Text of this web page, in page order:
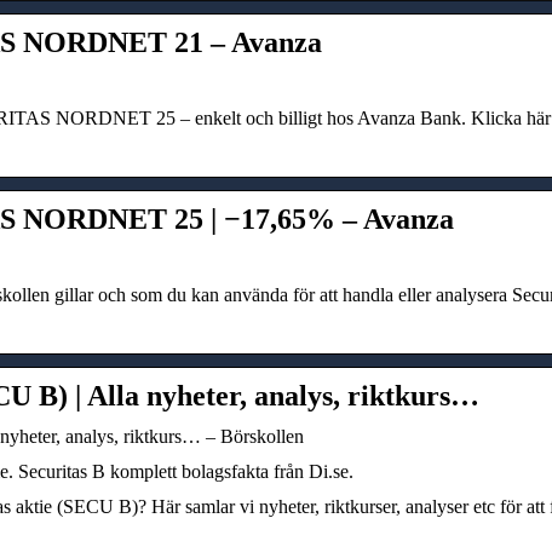
NORDNET 21 – Avanza
NORDNET 25 – enkelt och billigt hos Avanza Bank. Klicka här
NORDNET 25 | −17,65% – Avanza
gillar och som du kan använda för att handla eller analysera
B) | Alla nyheter, analys, riktkurs…
analys, riktkurs… – Börskollen
Securitas B komplett bolagsfakta från Di.se.
aktie (SECU B)? Här samlar vi nyheter, riktkurser, analyser etc för